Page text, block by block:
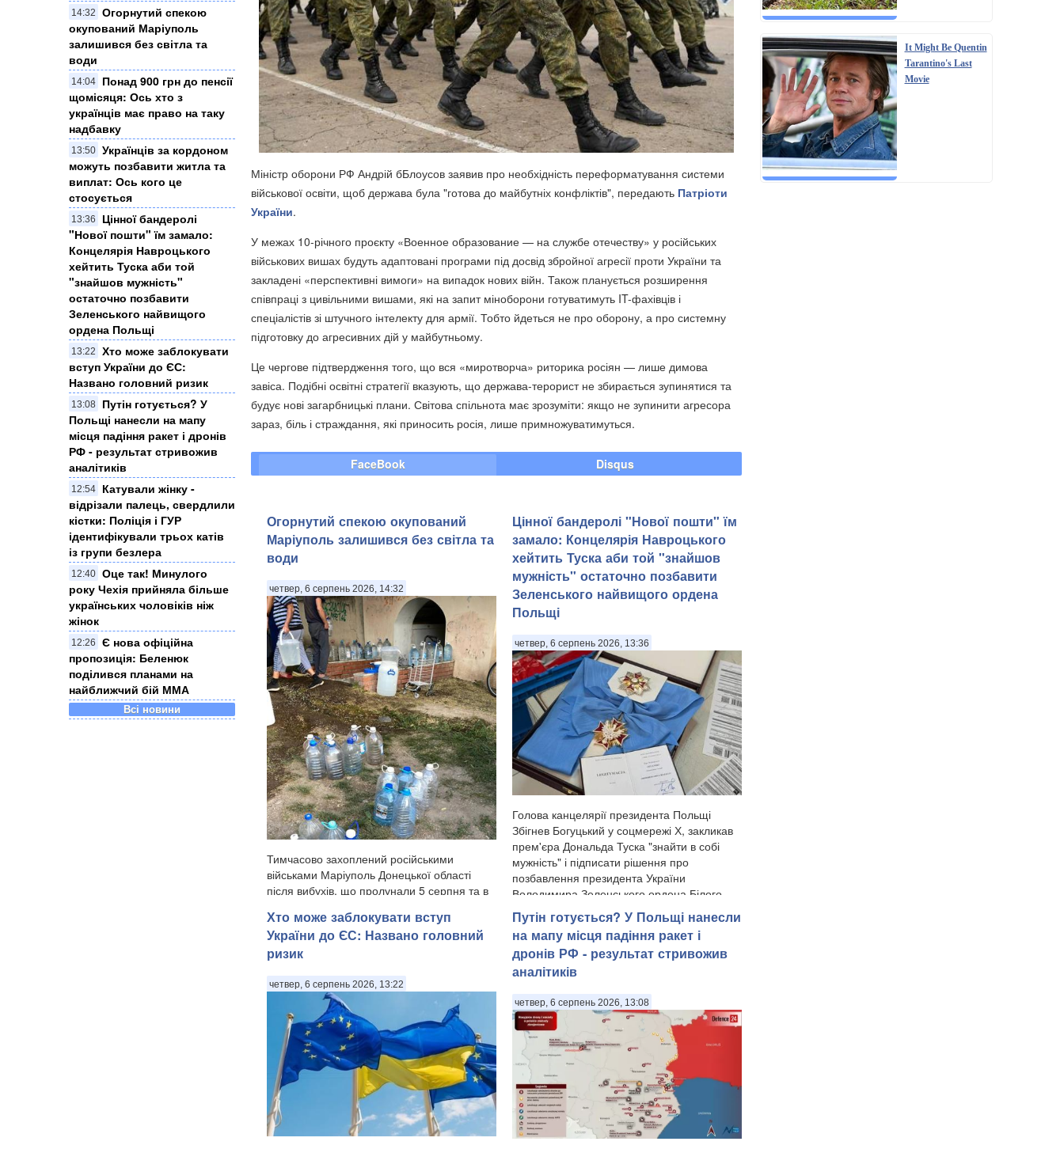
14:32
Огорнутий спекою
окупований Маріуполь
залишився без світла та
води
14:04
Понад 900 грн до пенсії
щомісяця: Ось хто з
українців має право на таку
надбавку
13:50 Українців за кордоном
можуть позбавити житла та
виплат: Ось кого це
стосується
13:36
Цінної бандеролі
"Нової пошти" їм замало:
Концелярія Навроцького
хейтить Туска аби той
"знайшов мужність"
остаточно позбавити
Зеленського найвищого
ордена Польщі
13:22
Хто може заблокувати
вступ України до ЄС:
Названо головний ризик
13:08
Путін готується? У
Польщі нанесли на мапу
місця падіння ракет і дронів
РФ - результат стривожив
аналітиків
12:54
Катували жінку -
відрізали палець, свердлили
кістки: Поліція і ГУР
ідентифікували трьох катів
із групи безлера
12:40 Оце так! Минулого
року Чехія прийняла більше
українських чоловіків ніж
жінок
12:26
Є нова офіційна
пропозиція: Беленюк
поділився планами на
найближчий бій ММА
Всі новини
Міністр оборони РФ Андрій бБлоусов заявив про необхідність переформатування системи
військової освіти, щоб держава була "готова до майбутніх конфліктів", передають Патріоти
України.
У межах 10-річного проєкту «Военное образование — на службе отечеству» у російських
військових вишах будуть адаптовані програми під досвід збройної агресії проти України та
закладені «перспективні вимоги» на випадок нових війн. Також планується розширення
співпраці з цивільними вишами, які на запит міноборони готуватимуть IT-фахівців і
спеціалістів зі штучного інтелекту для армії. Тобто йдеться не про оборону, а про системну
підготовку до агресивних дій у майбутньому.
Це чергове підтвердження того, що вся «миротворча» риторика росіян — лише димова
завіса. Подібні освітні стратегії вказують, що держава-терорист не збирається зупинятися та
будує нові загарбницькі плани. Світова спільнота має зрозуміти: якщо не зупинити агресора
зараз, біль і страждання, які приносить росія, лише примножуватимуться.
FaceBook Disqus
Огорнутий спекою окупований
Маріуполь залишився без світла та
води
четвер, 6 серпень 2026, 14:32
Тимчасово захоплений російськими
військами Маріуполь Донецької області
після вибухів, що пролунали 5 серпня та в
води, передають Патріоти України з
посиланням на легітимну Маріупольську
міську раду. . "У тимчасо...
Цінної бандеролі "Нової пошти" їм
замало: Концелярія Навроцького
хейтить Туска аби той "знайшов
мужність" остаточно позбавити
Зеленського найвищого ордена
Польщі
четвер, 6 серпень 2026, 13:36
Голова канцелярії президента Польщі
Збігнев Богуцький у соцмережі Х, закликав
прем'єра Дональда Туска "знайти в собі
мужність" і підписати рішення про
позбавлення президента України
Володимира Зеленського ордена Білого
орла, котрий президент України вж...
Хто може заблокувати вступ
України до ЄС: Названо головний
ризик
четвер, 6 серпень 2026, 13:22
Путін готується? У Польщі нанесли
на мапу місця падіння ракет і
дронів РФ - результат стривожив
аналітиків
четвер, 6 серпень 2026, 13:08
It Might Be Quentin
Tarantino's Last
Movie